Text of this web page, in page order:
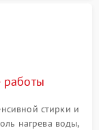
работы
стирки и
нагрева воды,